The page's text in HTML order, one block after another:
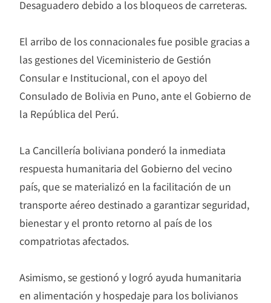
Desaguadero debido a los bloqueos de carreteras.
El arribo de los connacionales fue posible gracias a
las gestiones del Viceministerio de Gestión
Consular e Institucional, con el apoyo del
Consulado de Bolivia en Puno, ante el Gobierno de
la República del Perú.
La Cancillería boliviana ponderó la inmediata
respuesta humanitaria del Gobierno del vecino
país, que se materializó en la facilitación de un
transporte aéreo destinado a garantizar seguridad,
bienestar y el pronto retorno al país de los
compatriotas afectados.
Asimismo, se gestionó y logró ayuda humanitaria
en alimentación y hospedaje para los bolivianos